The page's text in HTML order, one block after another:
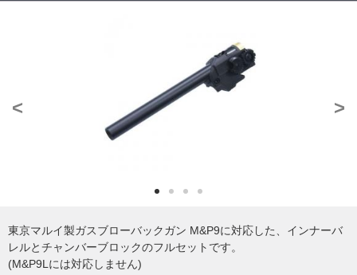
< >
東京マルイ製ガスブローバックガン M&P9に対応した、インナーバ
レルとチャンバーブロックのフルセットです。
(M&P9Lには対応しません)